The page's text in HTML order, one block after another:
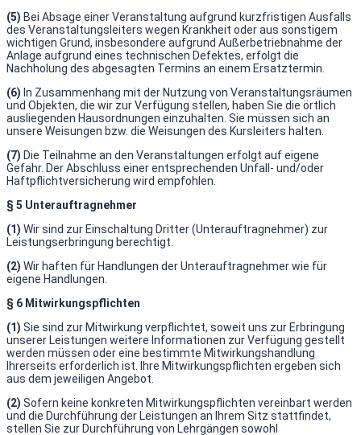
(5) Bei Absage einer Veranstaltung aufgrund kurzfristigen Ausfalls
des Veranstaltungsleiters wegen Krankheit oder aus sonstigem
wichtigen Grund, insbesondere aufgrund Außerbetriebnahme der
Anlage aufgrund eines technischen Defektes, erfolgt die
Nachholung des abgesagten Termins an einem Ersatztermin.
(6) In Zusammenhang mit der Nutzung von Veranstaltungsräumen
und Objekten, die wir zur Verfügung stellen, haben Sie die örtlich
ausliegenden Hausordnungen einzuhalten. Sie müssen sich an
unsere Weisungen bzw. die Weisungen des Kursleiters halten.
(7) Die Teilnahme an den Veranstaltungen erfolgt auf eigene
Gefahr. Der Abschluss einer entsprechenden Unfall- und/oder
Haftpflichtversicherung wird empfohlen.
§ 5 Unterauftragnehmer
(1) Wir sind zur Einschaltung Dritter (Unterauftragnehmer) zur
Leistungserbringung berechtigt.
(2) Wir haften für Handlungen der Unterauftragnehmer wie für
eigene Handlungen.
§ 6 Mitwirkungspflichten
(1) Sie sind zur Mitwirkung verpflichtet, soweit uns zur Erbringung
unserer Leistungen weitere Informationen zur Verfügung gestellt
werden müssen oder eine bestimmte Mitwirkungshandlung
Ihrerseits erforderlich ist. Ihre Mitwirkungspflichten ergeben sich
aus dem jeweiligen Angebot.
(2) Sofern keine konkreten Mitwirkungspflichten vereinbart werden
und die Durchführung der Leistungen an Ihrem Sitz stattfindet,
stellen Sie zur Durchführung von Lehrgängen sowohl